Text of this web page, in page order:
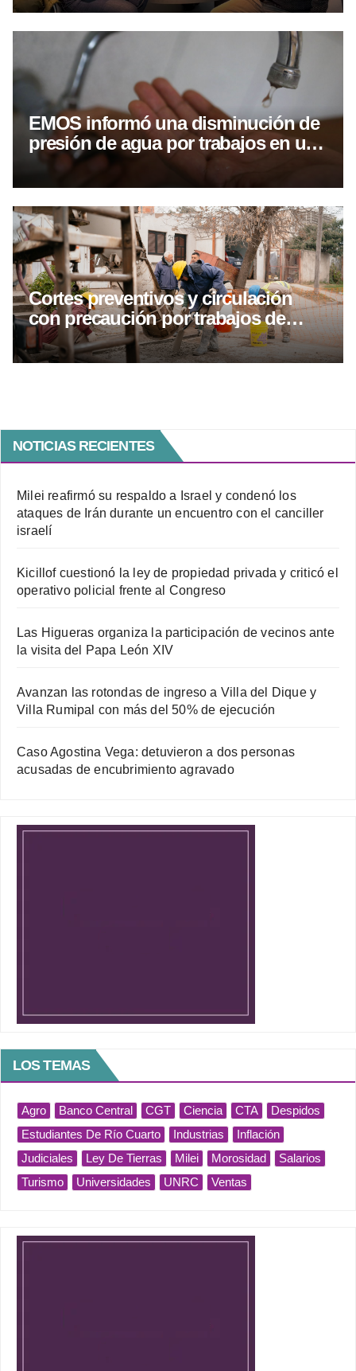
EMOS informó una disminución de
presión de agua por trabajos en una
cañería de calle Alvear
Cortes preventivos y circulación
con precaución por trabajos de
hormigonado y asfaltado
NOTICIAS RECIENTES
Milei reafirmó su respaldo a Israel y condenó los
ataques de Irán durante un encuentro con el canciller
israelí
Kicillof cuestionó la ley de propiedad privada y criticó el
operativo policial frente al Congreso
Las Higueras organiza la participación de vecinos ante
la visita del Papa León XIV
Avanzan las rotondas de ingreso a Villa del Dique y
Villa Rumipal con más del 50% de ejecución
Caso Agostina Vega: detuvieron a dos personas
acusadas de encubrimiento agravado
LOS TEMAS
Agro Banco Central CGT Ciencia CTA
Despidos
Estudiantes De Río Cuarto
Industrias
Inflación
Judiciales
Ley De Tierras Milei Morosidad
Salarios
Turismo
Universidades UNRC Ventas